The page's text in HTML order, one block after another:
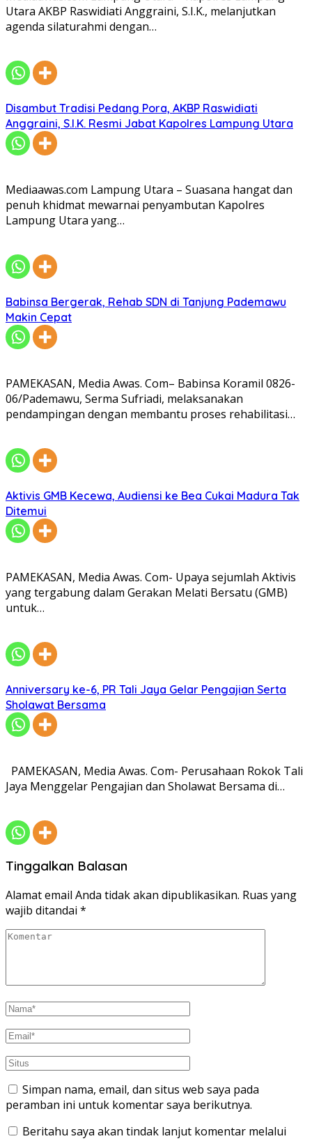
Utara AKBP Raswidiati Anggraini, S.I.K., melanjutkan
agenda silaturahmi dengan…
Disambut Tradisi Pedang Pora, AKBP Raswidiati
Anggraini, S.I.K. Resmi Jabat Kapolres Lampung Utara
Mediaawas.com Lampung Utara – Suasana hangat dan
penuh khidmat mewarnai penyambutan Kapolres
Lampung Utara yang…
Babinsa Bergerak, Rehab SDN di Tanjung Pademawu
Makin Cepat
PAMEKASAN, Media Awas. Com– Babinsa Koramil 0826-
06/Pademawu, Serma Sufriadi, melaksanakan
pendampingan dengan membantu proses rehabilitasi…
Aktivis GMB Kecewa, Audiensi ke Bea Cukai Madura Tak
Ditemui
PAMEKASAN, Media Awas. Com- Upaya sejumlah Aktivis
yang tergabung dalam Gerakan Melati Bersatu (GMB)
untuk…
Anniversary ke-6, PR Tali Jaya Gelar Pengajian Serta
Sholawat Bersama
PAMEKASAN, Media Awas. Com- Perusahaan Rokok Tali
Jaya Menggelar Pengajian dan Sholawat Bersama di…
Tinggalkan Balasan
Alamat email Anda tidak akan dipublikasikan. Ruas yang
wajib ditandai *
Simpan nama, email, dan situs web saya pada
peramban ini untuk komentar saya berikutnya.
Beritahu saya akan tindak lanjut komentar melalui